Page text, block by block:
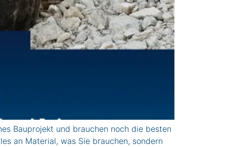
Bauprojekt und brauchen noch die besten
an Material, was Sie brauchen, sondern